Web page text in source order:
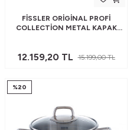
FISSLER ORIGINAL PROFI
COLLECTION METAL KAPAK
12.159,20TL 15.199,00TL
%20